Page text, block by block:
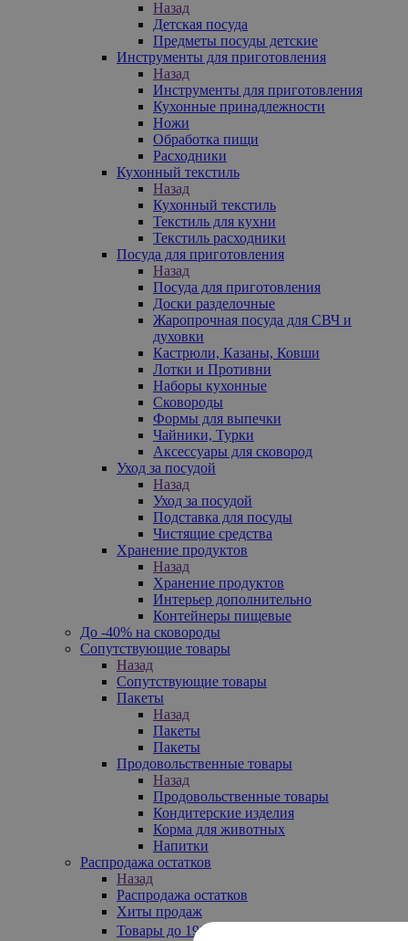
Назад
Детская посуда
Предметы посуды детские
Инструменты для приготовления
Назад
Инструменты для приготовления
Кухонные принадлежности
Ножи
Обработка пищи
Расходники
Кухонный текстиль
Назад
Кухонный текстиль
Текстиль для кухни
Текстиль расходники
Посуда для приготовления
Назад
Посуда для приготовления
Доски разделочные
Жаропрочная посуда для СВЧ и
духовки
Кастрюли, Казаны, Ковши
Лотки и Противни
Наборы кухонные
Сковороды
Формы для выпечки
Чайники, Турки
Аксессуары для сковород
Уход за посудой
Назад
Уход за посудой
Подставка для посуды
Чистящие средства
Хранение продуктов
Назад
Хранение продуктов
Интерьер дополнительно
Контейнеры пищевые
До -40% на сковороды
Сопутствующие товары
Назад
Сопутствующие товары
Пакеты
Назад
Пакеты
Пакеты
Продовольственные товары
Назад
Продовольственные товары
Кондитерские изделия
Корма для животных
Напитки
Распродажа остатков
Назад
Распродажа остатков
Хиты продаж
Товары до 199₽